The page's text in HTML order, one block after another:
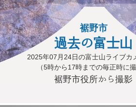
裾野市
過去の富士山
2025年07月24日の富士山ライブカ
（5時から17時までの毎正時に
裾野市役所から撮影